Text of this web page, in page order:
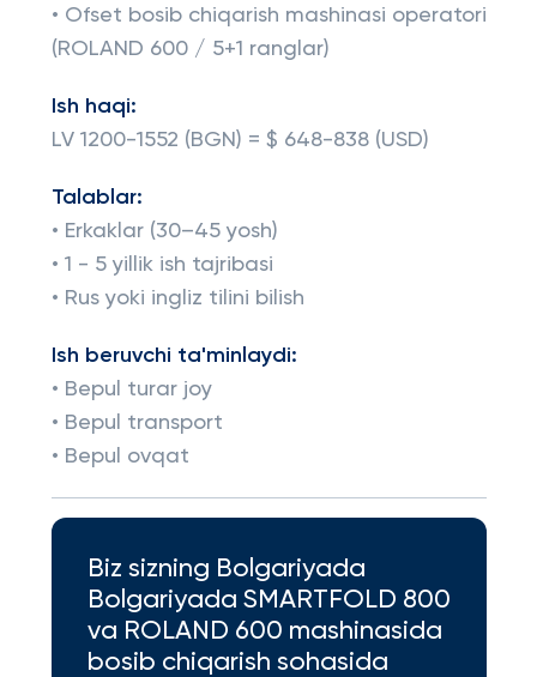
• Ofset bosib chiqarish mashinasi operatori
(ROLAND 600 / 5+1 ranglar)
Ish haqi:
LV 1200-1552 (BGN) = $ 648-838 (USD)
Talablar:
• Erkaklar (30–45 yosh)
• 1 - 5 yillik ish tajribasi
• Rus yoki ingliz tilini bilish
Ish beruvchi ta'minlaydi:
• Bepul turar joy
• Bepul transport
• Bepul ovqat
Biz sizning Bolgariyada
Bolgariyada SMARTFOLD 800
va ROLAND 600 mashinasida
bosib chiqarish sohasida